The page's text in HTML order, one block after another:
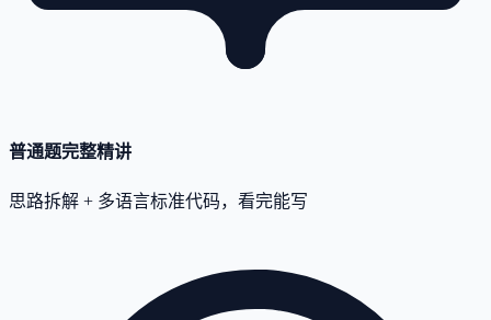
普通题完整精讲
思路拆解 + 多语言标准代码，看完能写